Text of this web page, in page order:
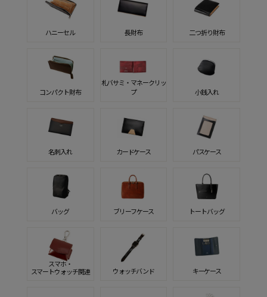
ハニーセル 長財布 二つ折り財布
コンパクト財布
札バサミ・マネークリッ
プ
小銭入れ
名刺入れ カードケース パスケース
バッグ ブリーフケース トートバッグ
スマホ・
スマートウォッチ関連
ウォッチバンド キーケース